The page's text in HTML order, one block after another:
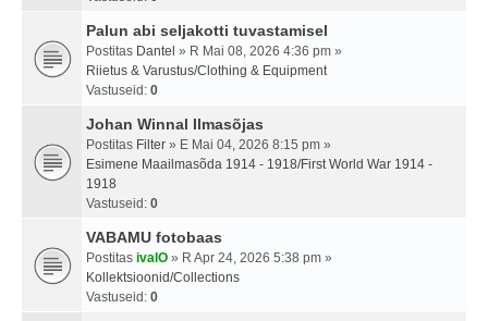
Palun abi seljakotti tuvastamisel
Postitas Dantel » R Mai 08, 2026 4:36 pm »
Riietus & Varustus/Clothing & Equipment
Vastuseid: 0
Johan Winnal Ilmasõjas
Postitas Filter » E Mai 04, 2026 8:15 pm »
Esimene Maailmasõda 1914 - 1918/First World War 1914 -
1918
Vastuseid: 0
VABAMU fotobaas
Postitas ivalO » R Apr 24, 2026 5:38 pm »
Kollektsioonid/Collections
Vastuseid: 0